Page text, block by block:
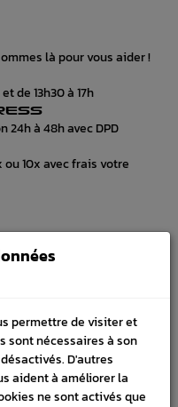
là pour vous aider !
de 13h30 à 17h
24h à 48h avec DPD
ou 10x avec frais votre
permettre de visiter et
sont nécessaires à son
D'autres
aident à améliorer la
ne sont activés que